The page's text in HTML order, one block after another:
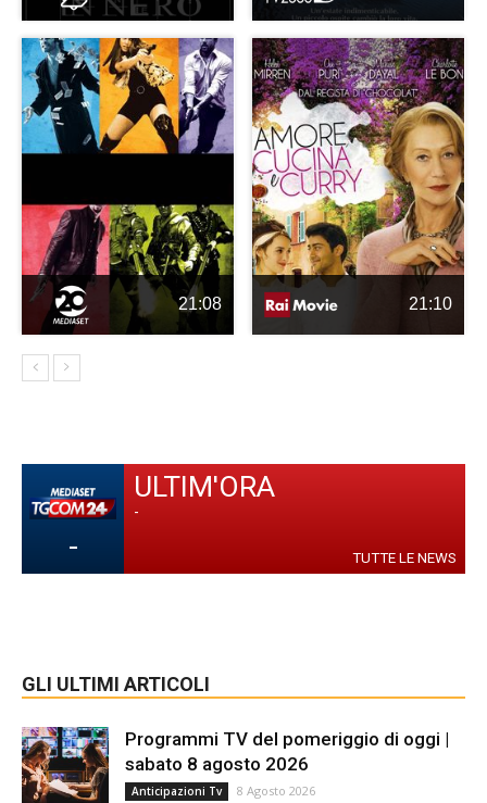
21:08 21:10
-
ULTIM'ORA
-
TUTTE LE NEWS
GLI ULTIMI ARTICOLI
Programmi TV del pomeriggio di oggi |
sabato 8 agosto 2026
Anticipazioni Tv 8 Agosto 2026